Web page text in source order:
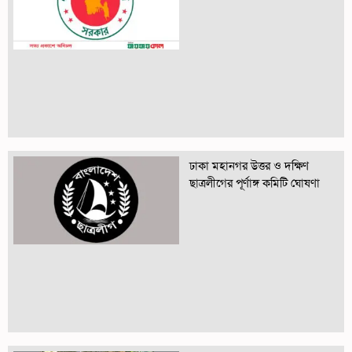
ঢাকা মহানগর উত্তর ও দক্ষিণ
ছাত্রলীগের পূর্ণাঙ্গ কমিটি ঘোষণা